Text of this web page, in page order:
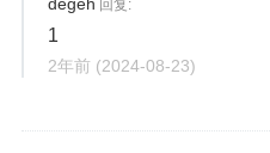
回复:
1
2年前 (2024-08-23)